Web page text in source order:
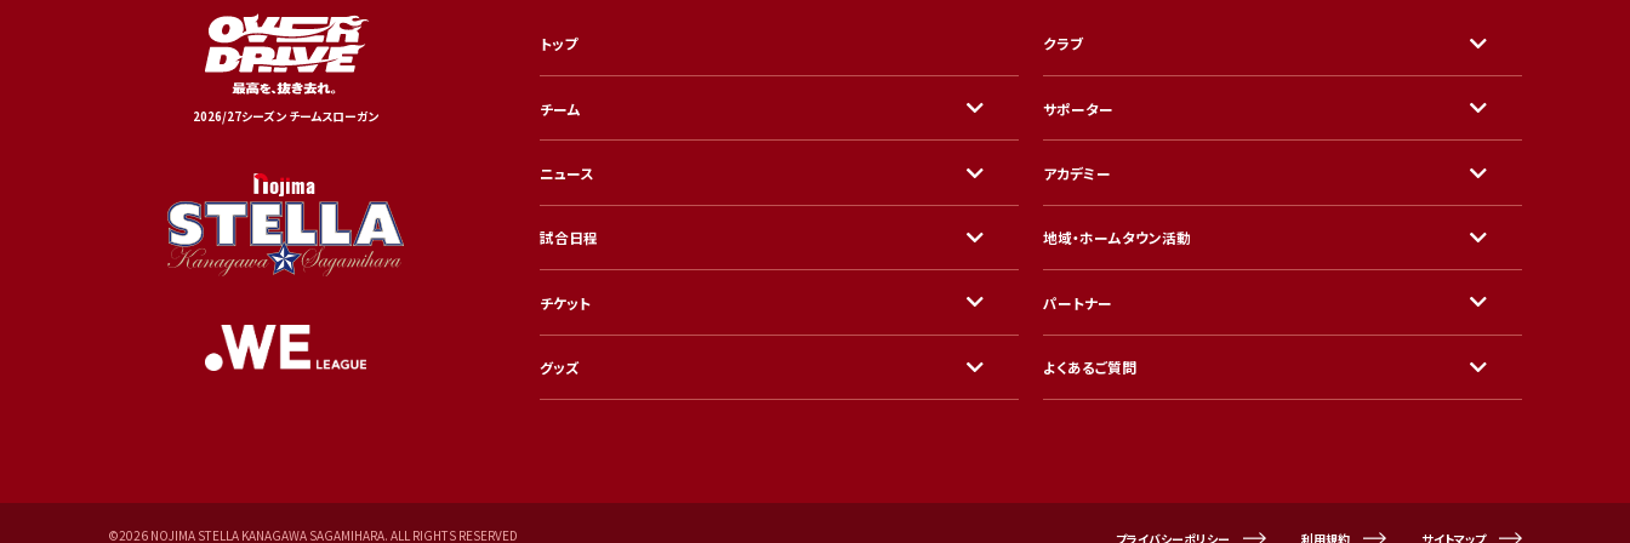
2026/27シーズン チームスローガン
トップ
チーム
ニュース
試合日程
チケット
グッズ
クラブ
サポーター
アカデミー
地域・ホームタウン活動
パートナー
よくあるご質問
プライバシーポリシー 利用規約 サイトマップ
©2026NOJIMA STELLA KANAGAWA SAGAMIHARA. ALL RIGHTS RESERVED